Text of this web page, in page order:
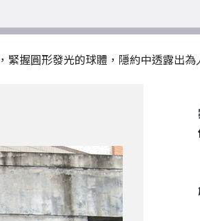
握圓形發光的球體，隱約中透露出
公共藝